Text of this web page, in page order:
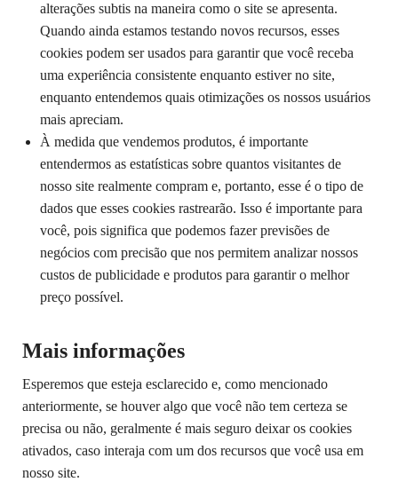
alterações subtis na maneira como o site se apresenta.
Quando ainda estamos testando novos recursos, esses
cookies podem ser usados ​​para garantir que você receba
uma experiência consistente enquanto estiver no site,
enquanto entendemos quais otimizações os nossos usuários
mais apreciam.
À medida que vendemos produtos, é importante
entendermos as estatísticas sobre quantos visitantes de
nosso site realmente compram e, portanto, esse é o tipo de
dados que esses cookies rastrearão. Isso é importante para
você, pois significa que podemos fazer previsões de
negócios com precisão que nos permitem analizar nossos
custos de publicidade e produtos para garantir o melhor
preço possível.
Mais informações
Esperemos que esteja esclarecido e, como mencionado
anteriormente, se houver algo que você não tem certeza se
precisa ou não, geralmente é mais seguro deixar os cookies
ativados, caso interaja com um dos recursos que você usa em
nosso site.